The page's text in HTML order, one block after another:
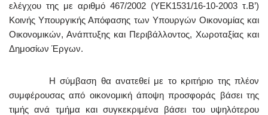
ελέγχου της με αριθμό 467/2002 (ΥΕΚ1531/16-10-2003 τ.Β’)
Κοινής Υπουργικής Απόφασης των Υπουργών Οικονομίας και
Οικονομικών, Ανάπτυξης και Περιβάλλοντος, Χωροταξίας και
Δημοσίων Έργων.
Η σύμβαση θα ανατεθεί με το κριτήριο της πλέον
συμφέρουσας από οικονομική άποψη προσφοράς βάσει της
τιμής ανά τμήμα και συγκεκριμένα βάσει του υψηλότερου